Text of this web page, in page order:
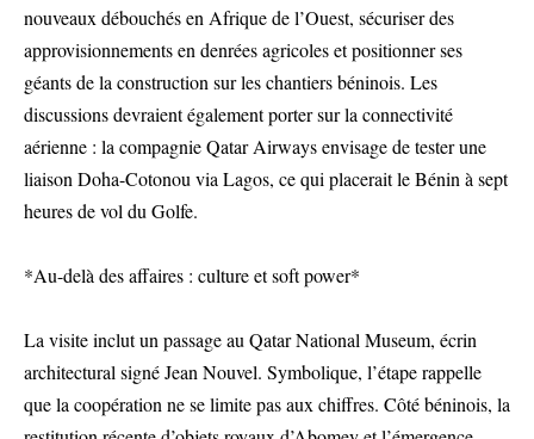
nouveaux débouchés en Afrique de l’Ouest, sécuriser des
approvisionnements en denrées agricoles et positionner ses
géants de la construction sur les chantiers béninois. Les
discussions devraient également porter sur la connectivité
aérienne : la compagnie Qatar Airways envisage de tester une
liaison Doha-Cotonou via Lagos, ce qui placerait le Bénin à sept
heures de vol du Golfe.
*Au-delà des affaires : culture et soft power*
La visite inclut un passage au Qatar National Museum, écrin
architectural signé Jean Nouvel. Symbolique, l’étape rappelle
que la coopération ne se limite pas aux chiffres. Côté béninois, la